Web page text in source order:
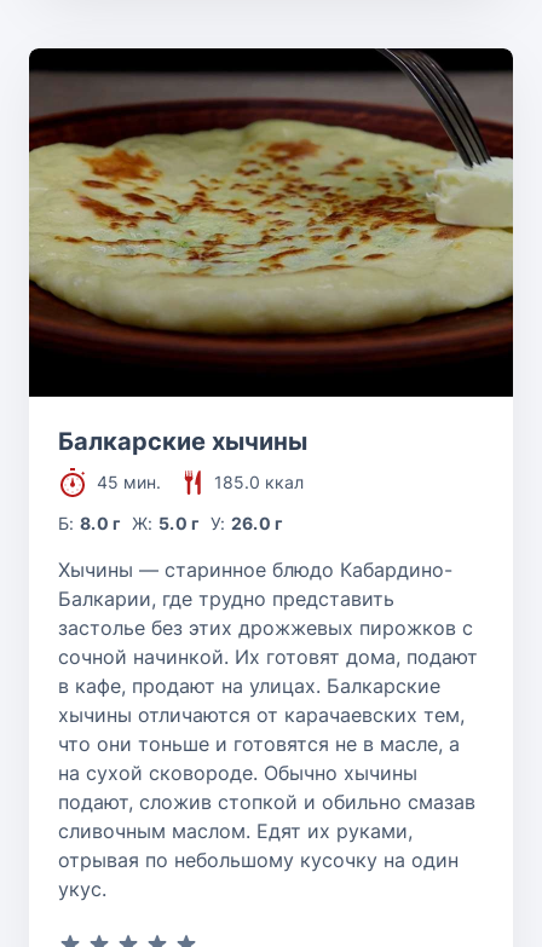
Балкарские хычины
45 мин.
185.0 ккал
Б:8.0 г Ж: 5.0 г У: 26.0 г
Хычины — старинное блюдо Кабардино-
Балкарии, где трудно представить
застолье без этих дрожжевых пирожков с
сочной начинкой. Их готовят дома, подают
в кафе, продают на улицах. Балкарские
хычины отличаются от карачаевских тем,
что они тоньше и готовятся не в масле, а
на сухой сковороде. Обычно хычины
подают, сложив стопкой и обильно смазав
сливочным маслом. Едят их руками,
отрывая по небольшому кусочку на один
укус.